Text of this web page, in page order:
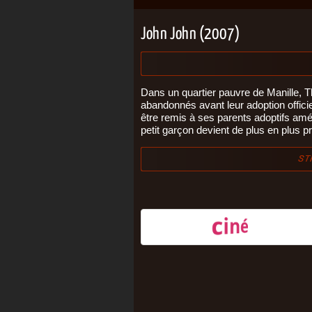
John John (2007)
Dans un quartier pauvre de Manille,
abandonnés avant leur adoption
être remis à ses parents adoptifs
petit garçon devient de plus en plus